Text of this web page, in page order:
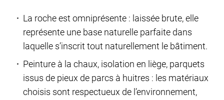
La roche est omniprésente : laissée brute, elle
représente une base naturelle parfaite dans
laquelle s’inscrit tout naturellement le bâtiment.
Peinture à la chaux, isolation en liège, parquets
issus de pieux de parcs à huitres : les matériaux
choisis sont respectueux de l’environnement,